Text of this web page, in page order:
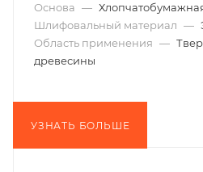
Основа —
Шлифовальный материал —
Область применения —
древесины
УЗНАТЬ БОЛЬШЕ